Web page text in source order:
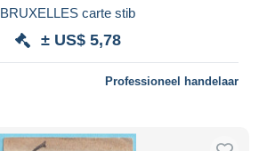
BRUXELLES carte stib
± US$ 5,78
Professioneel handelaar